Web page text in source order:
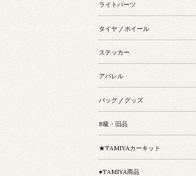
ライトパーツ
タイヤ / ホイール
ステッカー
アパレル
バッグ / グッズ
B級・旧品
★TAMIYAカーキット
●TAMIYA商品